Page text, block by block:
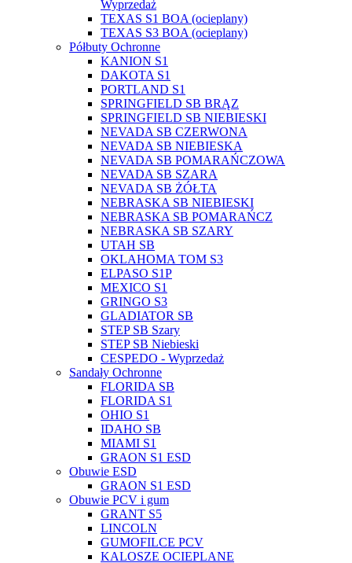
Wyprzedaż
TEXAS S1 BOA (ocieplany)
TEXAS S3 BOA (ocieplany)
Półbuty Ochronne
KANION S1
DAKOTA S1
PORTLAND S1
SPRINGFIELD SB BRĄZ
SPRINGFIELD SB NIEBIESKI
NEVADA SB CZERWONA
NEVADA SB NIEBIESKA
NEVADA SB POMARAŃCZOWA
NEVADA SB SZARA
NEVADA SB ŻÓŁTA
NEBRASKA SB NIEBIESKI
NEBRASKA SB POMARAŃCZ
NEBRASKA SB SZARY
UTAH SB
OKLAHOMA TOM S3
ELPASO S1P
MEXICO S1
GRINGO S3
GLADIATOR SB
STEP SB Szary
STEP SB Niebieski
CESPEDO - Wyprzedaż
Sandały Ochronne
FLORIDA SB
FLORIDA S1
OHIO S1
IDAHO SB
MIAMI S1
GRAON S1 ESD
Obuwie ESD
GRAON S1 ESD
Obuwie PCV i gum
GRANT S5
LINCOLN
GUMOFILCE PCV
KALOSZE OCIEPLANE